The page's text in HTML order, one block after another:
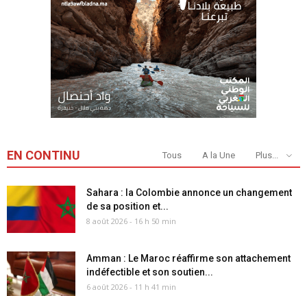
EN CONTINU Tous A la Une Plus...
Sahara : la Colombie annonce un changement
de sa position et...
8 août 2026 - 16 h 50 min
Amman : Le Maroc réaffirme son attachement
indéfectible et son soutien...
6 août 2026 - 11 h 41 min